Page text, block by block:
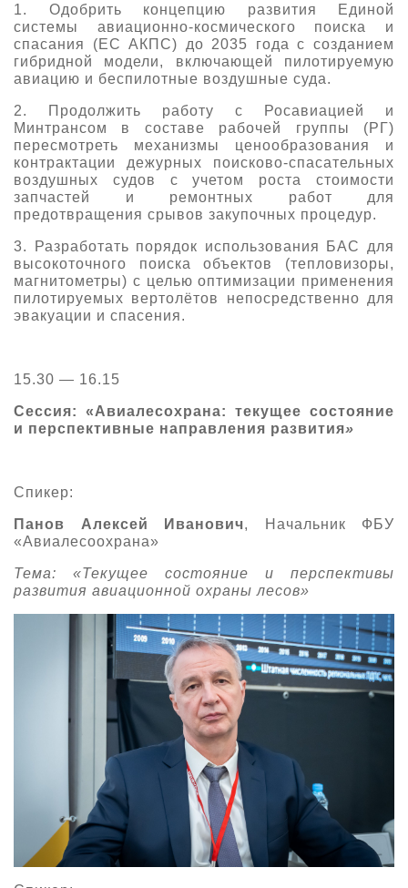
1. Одобрить концепцию развития Единой
системы авиационно-космического поиска и
спасания (ЕС АКПС) до 2035 года с созданием
гибридной модели, включающей пилотируемую
авиацию и беспилотные воздушные суда.
2. Продолжить работу с Росавиацией и
Минтрансом в составе рабочей группы (РГ)
пересмотреть механизмы ценообразования и
контрактации дежурных поисково-спасательных
воздушных судов с учетом роста стоимости
запчастей и ремонтных работ для
предотвращения срывов закупочных процедур.
3. Разработать порядок использования БАС для
высокоточного поиска объектов (тепловизоры,
магнитометры) с целью оптимизации применения
пилотируемых вертолётов непосредственно для
эвакуации и спасения.
15.30 — 16.15
Сессия: «Авиалесохрана: текущее состояние
и перспективные направления развития»
Спикер:
Панов Алексей Иванович, Начальник ФБУ
«Авиалесоохрана»
Тема: «Текущее состояние и перспективы
развития авиационной охраны лесов»